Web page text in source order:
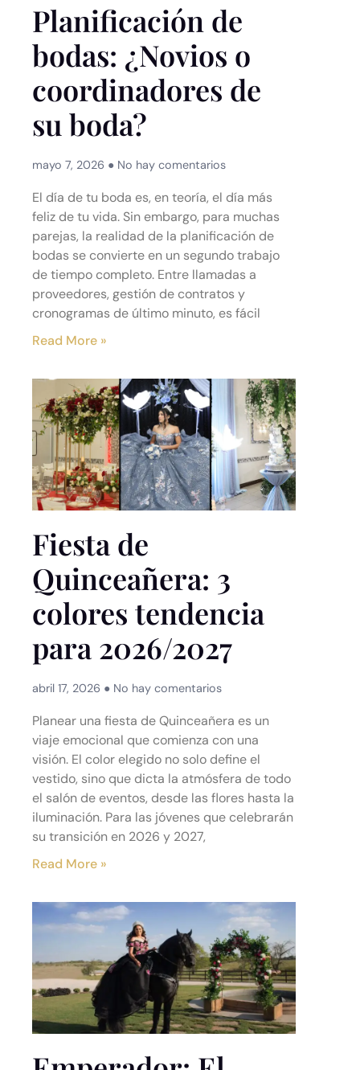
Planificación de
bodas: ¿Novios o
coordinadores de
su boda?
mayo 7, 2026 No hay comentarios
El día de tu boda es, en teoría, el día más
feliz de tu vida. Sin embargo, para muchas
parejas, la realidad de la planificación de
bodas se convierte en un segundo trabajo
de tiempo completo. Entre llamadas a
proveedores, gestión de contratos y
cronogramas de último minuto, es fácil
Read More »
Fiesta de
Quinceañera: 3
colores tendencia
para 2026/2027
abril 17, 2026 No hay comentarios
Planear una fiesta de Quinceañera es un
viaje emocional que comienza con una
visión. El color elegido no solo define el
vestido, sino que dicta la atmósfera de todo
el salón de eventos, desde las flores hasta la
iluminación. Para las jóvenes que celebrarán
su transición en 2026 y 2027,
Read More »